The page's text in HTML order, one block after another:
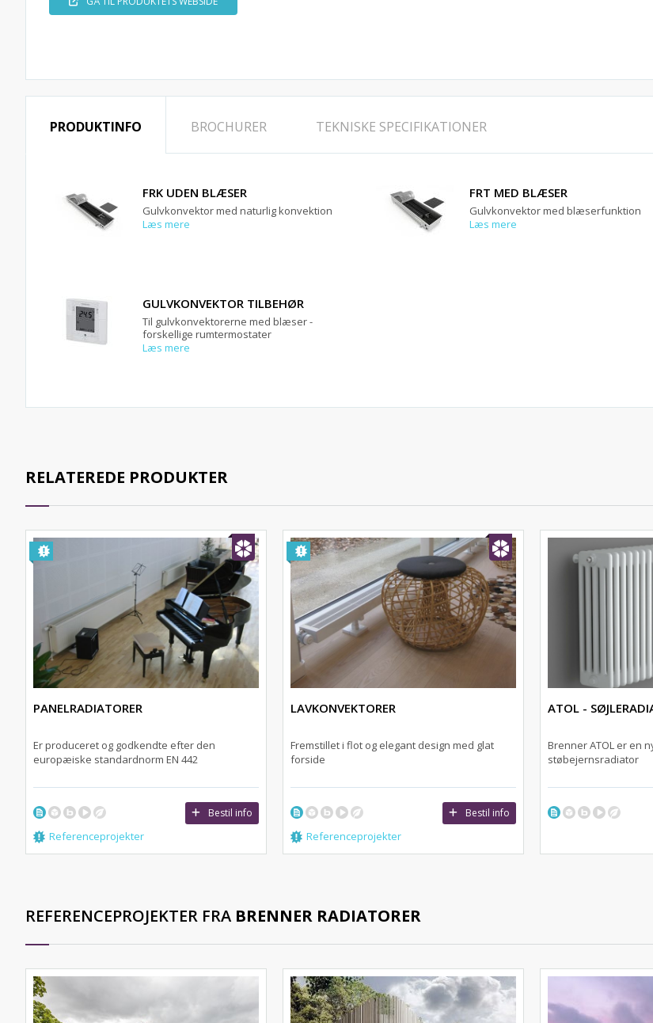
PRODUKTINFO BROCHURER TEKNISKE SPECIFIKATIONER
FRK UDEN BLÆSER
Gulvkonvektor med naturlig konvektion
Læs mere
FRT MED BLÆSER
Gulvkonvektor med blæserfunktion
Læs mere
GULVKONVEKTOR TILBEHØR
Til gulvkonvektorerne med blæser -
forskellige rumtermostater
Læs mere
RELATEREDE PRODUKTER
PANELRADIATORER
Er produceret og godkendte efter den
europæiske standardnorm EN 442
Bestil info
Referenceprojekter
LAVKONVEKTORER
Fremstillet i flot og elegant design med glat
forside
Bestil info
Referenceprojekter
ATOL -
Brenner ATOL er en
støbejernsradiator
REFERENCEPROJEKTER FRA BRENNER RADIATORER